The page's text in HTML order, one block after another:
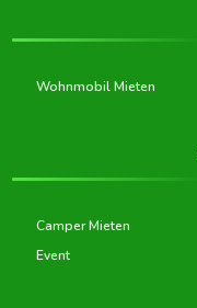
Wohnmobil Mieten
Camper Mieten
Event